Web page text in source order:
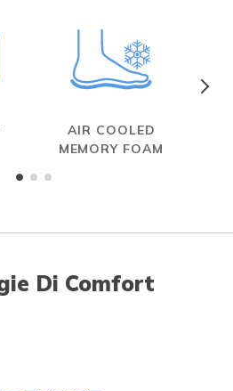
AIR COOLED
MEMORY FOAM
Di Comfort